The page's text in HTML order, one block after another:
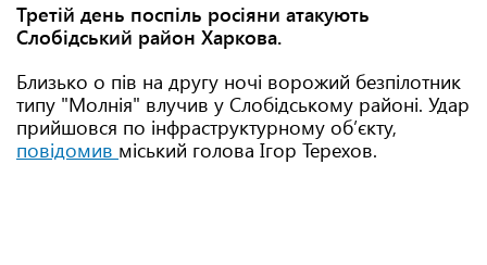
Третій день поспіль росіяни атакують
Слобідський район Харкова.
Близько о пів на другу ночі ворожий безпілотник
типу "Молнія" влучив у Слобідському районі. Удар
прийшовся по інфраструктурному обʼєкту,
повідомив міський голова Ігор Терехов.